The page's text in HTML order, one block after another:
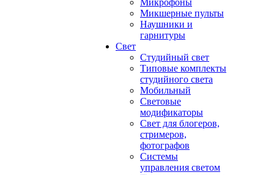
Микрофоны
Микшерные пульты
Наушники и
гарнитуры
Свет
Студийный свет
Типовые комплекты
студийного света
Мобильный
Световые
модификаторы
Свет для блогеров,
стримеров,
фотографов
Системы
управления светом